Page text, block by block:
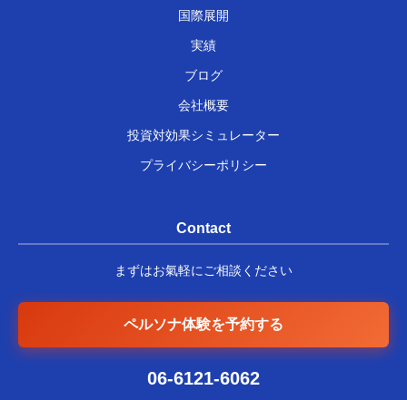
国際展開
実績
ブログ
会社概要
投資対効果シミュレーター
プライバシーポリシー
Contact
まずはお氣軽にご相談ください
ペルソナ体験を予約する
06-6121-6062